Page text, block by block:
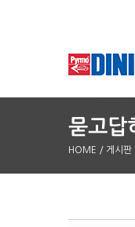
HOME / 게시판